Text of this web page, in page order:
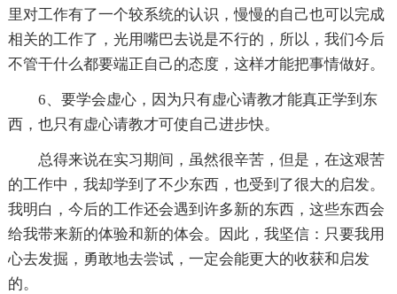
里对工作有了一个较系统的认识，慢慢的自己也可以完成
相关的工作了，光用嘴巴去说是不行的，所以，我们今后
不管干什么都要端正自己的态度，这样才能把事情做好。
6、要学会虚心，因为只有虚心请教才能真正学到东
西，也只有虚心请教才可使自己进步快。
总得来说在实习期间，虽然很辛苦，但是，在这艰苦
的工作中，我却学到了不少东西，也受到了很大的启发。
我明白，今后的工作还会遇到许多新的东西，这些东西会
给我带来新的体验和新的体会。因此，我坚信：只要我用
心去发掘，勇敢地去尝试，一定会能更大的收获和启发
的。